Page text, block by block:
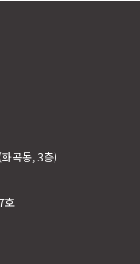
곡동, 3층)
호